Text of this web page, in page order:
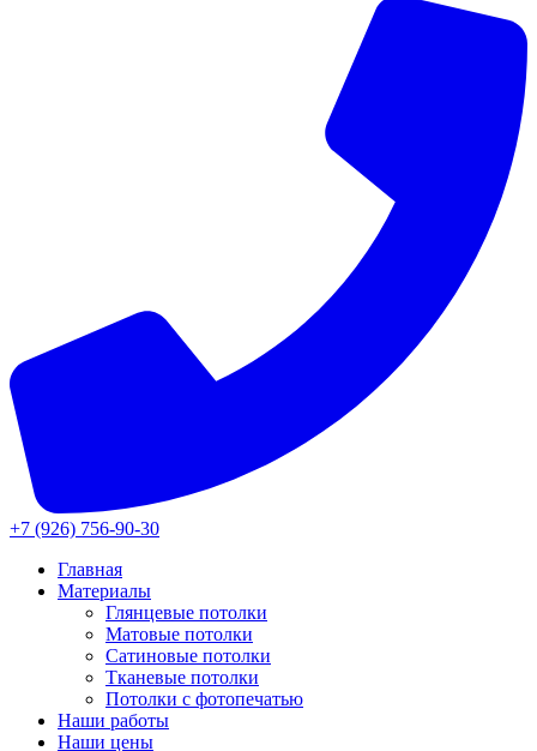
+7 (926) 756-90-30
Главная
Материалы
Глянцевые потолки
Матовые потолки
Сатиновые потолки
Тканевые потолки
Потолки с фотопечатью
Наши работы
Наши цены